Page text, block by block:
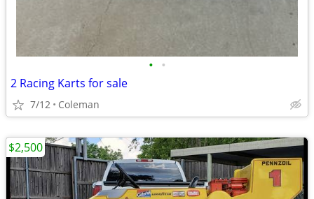
• •
2 Racing Karts for sale
7/12 Coleman
$2,500